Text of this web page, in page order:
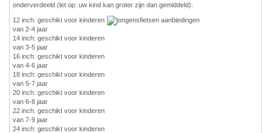
onderverdeeld (let op: uw kind kan groter zijn dan gemiddeld):
12 inch: geschikt voor kinderen
van 2-4 jaar
14 inch: geschikt voor kinderen
van 3-5 jaar
16 inch: geschikt voor kinderen
van 4-6 jaar
18 inch: geschikt voor kinderen
van 5-7 jaar
20 inch: geschikt voor kinderen
van 6-8 jaar
22 inch: geschikt voor kinderen
van 7-9 jaar
24 inch: geschikt voor kinderen